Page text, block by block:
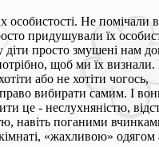
особистості. Не помічали
придушували їх
діти просто змушені нам
щоб ми їх
або не хотіти чогось,
вибирати самим. І
це - неслухняністю,
навіть поганими
«жахливою» одягом